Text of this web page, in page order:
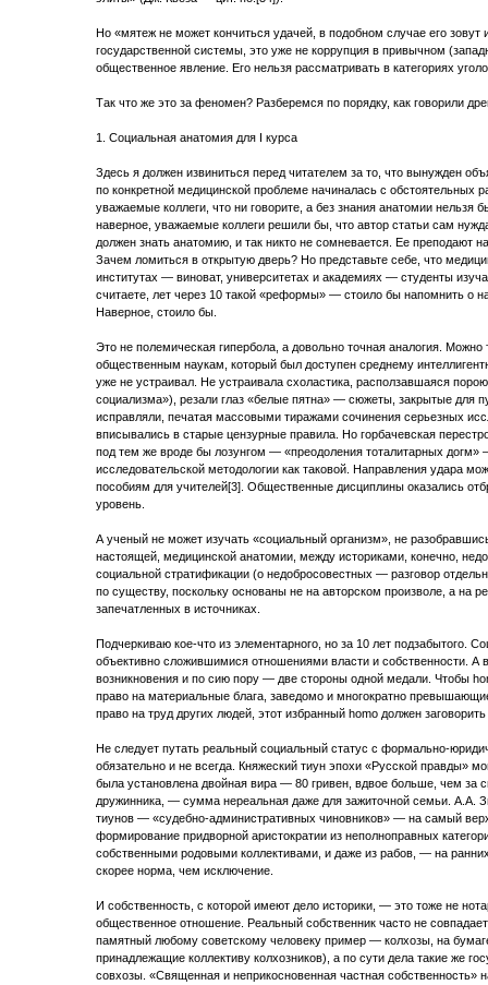
Но «мятеж не может кончиться удачей, в подобном случае его зовут
государственной системы, это уже не коррупция в привычном
общественное явление. Его нельзя рассматривать в категориях
Так что же это за феномен? Разберемся по порядку, как говорили
1. Социальная анатомия для I курса
Здесь я должен извиниться перед читателем за то, что вынужден
по конкретной медицинской проблеме начиналась с обстоятельных
уважаемые коллеги, что ни говорите, а без знания анатомии
наверное, уважаемые коллеги решили бы, что автор статьи сам
должен знать анатомию, и так никто не сомневается. Ее преподают
Зачем ломиться в открытую дверь? Но представьте себе, что
институтах — виноват, университетах и академиях — студенты
считаете, лет через 10 такой «реформы» — стоило бы напомнить о
Наверное, стоило бы.
Это не полемическая гипербола, а довольно точная аналогия. Можно
общественным наукам, который был доступен среднему
уже не устраивал. Не устраивала схоластика, расползавшаяся
социализма»), резали глаз «белые пятна» — сюжеты, закрытые для
исправляли, печатая массовыми тиражами сочинения серьезных
вписывались в старые цензурные правила. Но горбачевская
под тем же вроде бы лозунгом — «преодоления тоталитарных догм»
исследовательской методологии как таковой. Направления удара
пособиям для учителей[3]. Общественные дисциплины оказались
уровень.
А ученый не может изучать «социальный организм», не
настоящей, медицинской анатомии, между историками, конечно,
социальной стратификации (о недобросовестных — разговор
по существу, поскольку основаны не на авторском произволе, а на
запечатленных в источниках.
Подчеркиваю кое-что из элементарного, но за 10 лет подзабытого.
объективно сложившимися отношениями власти и собственности. А
возникновения и по сию пору — две стороны одной медали. Чтобы
право на материальные блага, заведомо и многократно
право на труд других людей, этот избранный homo должен
Не следует путать реальный социальный статус с формально-
обязательно и не всегда. Княжеский тиун эпохи «Русской правды»
была установлена двойная вира — 80 гривен, вдвое больше, чем за
дружинника, — сумма нереальная даже для зажиточной семьи. А.А.
тиунов — «судебно-административных чиновников» — на самый
формирование придворной аристократии из неполноправных
собственными родовыми коллективами, и даже из рабов, — на
скорее норма, чем исключение.
И собственность, с которой имеют дело историки, — это тоже не
общественное отношение. Реальный собственник часто не
памятный любому советскому человеку пример — колхозы, на
принадлежащие коллективу колхозников), а по сути дела такие же
совхозы. «Священная и неприкосновенная частная собственность»